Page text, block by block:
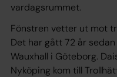
vardagsrummet.
Fönstren vetter ut mot
Det har gått 72 år
Wauxhall i Göteborg.
Nyköping kom till